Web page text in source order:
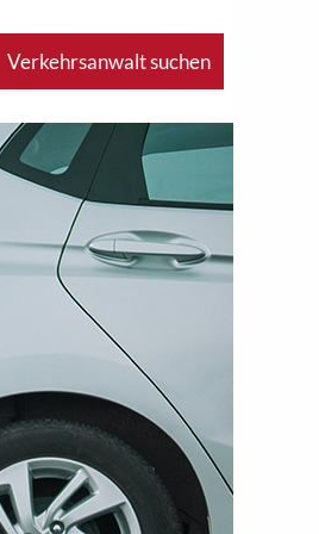
Verkehrsanwalt suchen